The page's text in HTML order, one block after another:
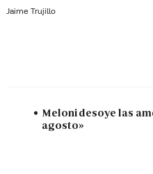
Jaime Trujillo
Meloni desoye las
agosto»